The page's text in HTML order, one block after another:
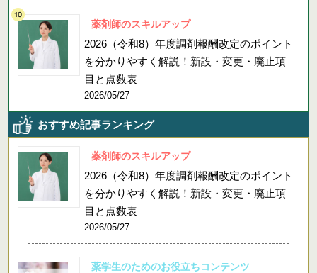
薬剤師のスキルアップ
2026（令和8）年度調剤報酬改定のポイント
を分かりやすく解説！新設・変更・廃止項
目と点数表
2026/05/27
おすすめ記事ランキング
薬剤師のスキルアップ
2026（令和8）年度調剤報酬改定のポイント
を分かりやすく解説！新設・変更・廃止項
目と点数表
2026/05/27
薬学生のためのお役立ちコンテンツ